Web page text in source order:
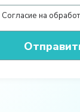
Согласие на